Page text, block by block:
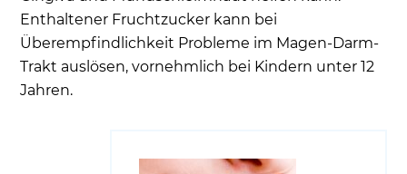
Enthaltener Fruchtzucker kann bei
Überempfindlichkeit Probleme im Magen-Darm-
Trakt auslösen, vornehmlich bei Kindern unter 12
Jahren.